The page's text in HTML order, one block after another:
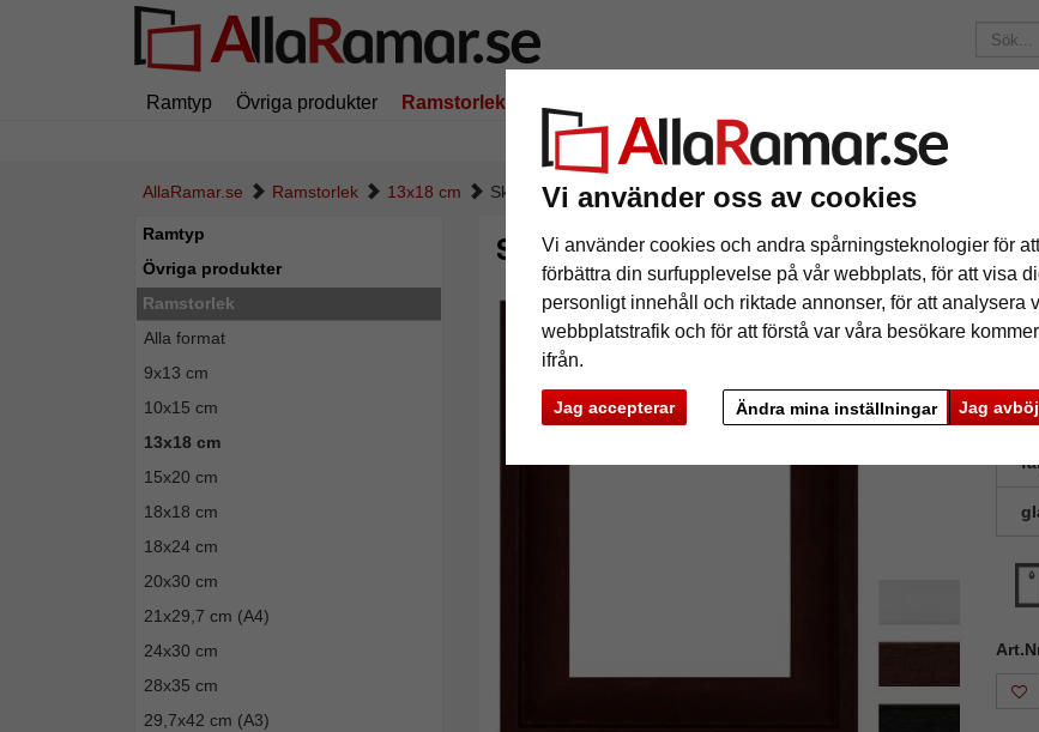
Vi använder oss av cookies
Vi använder cookies och andra spårningsteknologier för att
förbättra din surfupplevelse på vår webbplats, för att visa
personligt innehåll och riktade annonser, för att analysera
webbplatstrafik och för att förstå var våra besökare kommer
ifrån.
Jag accepterar Jag
Ändra mina inställningar
Ramtyp Övriga produkter Ramstorlek
195 kr i leveranskostnad.Oavsett hur mycket du beställer.
AllaRamar.se Ramstorlek 13x18 cm Skuggfog Rochford
Ramtyp
Övriga produkter
Ramstorlek
Alla format
9x13 cm
10x15 cm
13x18 cm
15x20 cm
18x18 cm
18x24 cm
20x30 cm
21x29,7 cm (A4)
24x30 cm
28x35 cm
29,7x42 cm (A3)
Skuggfog Rochford